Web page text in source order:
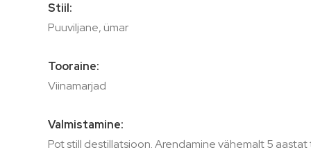
Stiil:
Puuviljane, ümar
Tooraine:
Viinamarjad
Valmistamine:
Pot still destillatsioon. Arendamine vähemalt 5